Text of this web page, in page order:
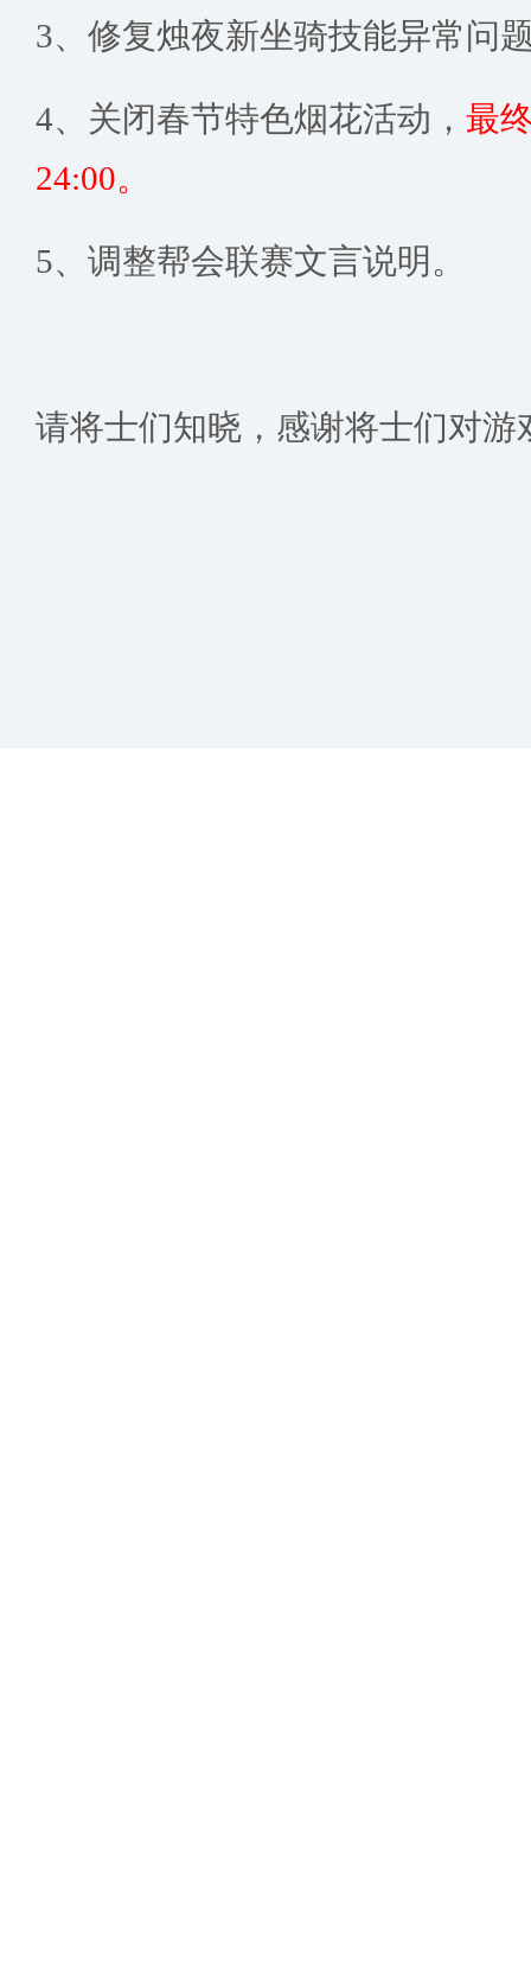
3、修复烛夜新坐骑技能异常问
4、关闭春节特色烟花活动， 最
24:00。
5、调整帮会联赛文言说明。
请将士们知晓，感谢将士们对游